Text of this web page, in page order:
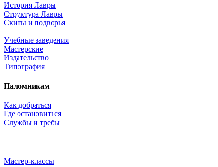
История Лавры
Структура Лавры
Скиты и подворья
Учебные заведения
Мастерские
Издательство
Типография
Паломникам
Как добраться
Где остановиться
Службы и требы
Мастер-классы